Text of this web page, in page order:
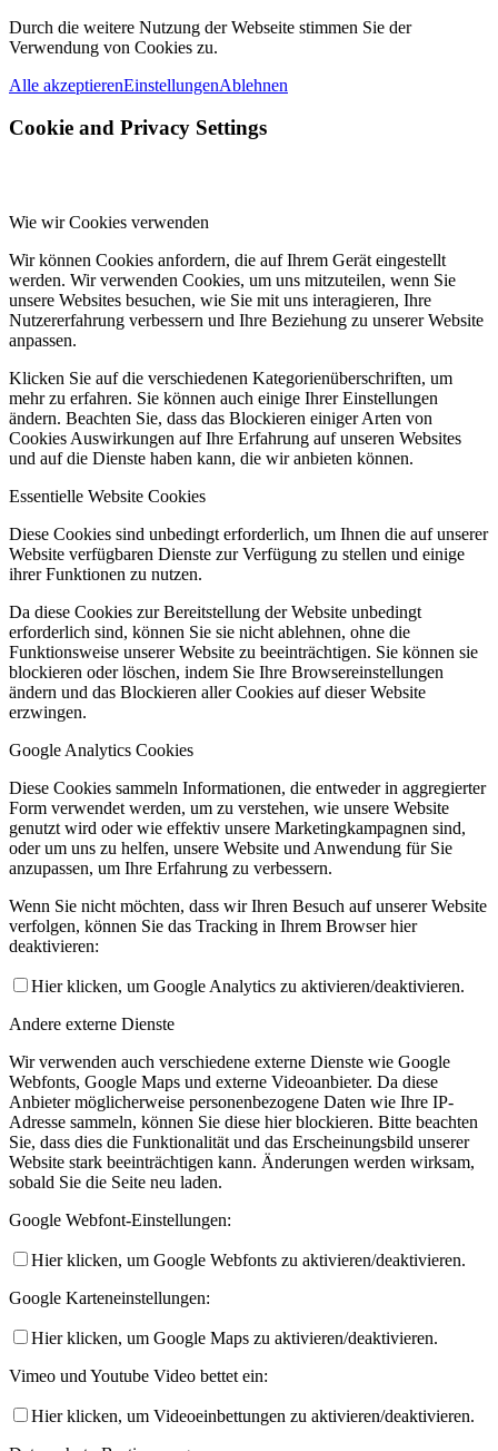
Durch die weitere Nutzung der Webseite stimmen Sie der
Verwendung von Cookies zu.
Alle akzeptierenEinstellungenAblehnen
Cookie and Privacy Settings
Wie wir Cookies verwenden
Wir können Cookies anfordern, die auf Ihrem Gerät eingestellt
werden. Wir verwenden Cookies, um uns mitzuteilen, wenn Sie
unsere Websites besuchen, wie Sie mit uns interagieren, Ihre
Nutzererfahrung verbessern und Ihre Beziehung zu unserer Website
anpassen.
Klicken Sie auf die verschiedenen Kategorienüberschriften, um
mehr zu erfahren. Sie können auch einige Ihrer Einstellungen
ändern. Beachten Sie, dass das Blockieren einiger Arten von
Cookies Auswirkungen auf Ihre Erfahrung auf unseren Websites
und auf die Dienste haben kann, die wir anbieten können.
Essentielle Website Cookies
Diese Cookies sind unbedingt erforderlich, um Ihnen die auf unserer
Website verfügbaren Dienste zur Verfügung zu stellen und einige
ihrer Funktionen zu nutzen.
Da diese Cookies zur Bereitstellung der Website unbedingt
erforderlich sind, können Sie sie nicht ablehnen, ohne die
Funktionsweise unserer Website zu beeinträchtigen. Sie können sie
blockieren oder löschen, indem Sie Ihre Browsereinstellungen
ändern und das Blockieren aller Cookies auf dieser Website
erzwingen.
Google Analytics Cookies
Diese Cookies sammeln Informationen, die entweder in aggregierter
Form verwendet werden, um zu verstehen, wie unsere Website
genutzt wird oder wie effektiv unsere Marketingkampagnen sind,
oder um uns zu helfen, unsere Website und Anwendung für Sie
anzupassen, um Ihre Erfahrung zu verbessern.
Wenn Sie nicht möchten, dass wir Ihren Besuch auf unserer Website
verfolgen, können Sie das Tracking in Ihrem Browser hier
deaktivieren:
Hier klicken, um Google Analytics zu aktivieren/deaktivieren.
Andere externe Dienste
Wir verwenden auch verschiedene externe Dienste wie Google
Webfonts, Google Maps und externe Videoanbieter. Da diese
Anbieter möglicherweise personenbezogene Daten wie Ihre IP-
Adresse sammeln, können Sie diese hier blockieren. Bitte beachten
Sie, dass dies die Funktionalität und das Erscheinungsbild unserer
Website stark beeinträchtigen kann. Änderungen werden wirksam,
sobald Sie die Seite neu laden.
Google Webfont-Einstellungen:
Hier klicken, um Google Webfonts zu aktivieren/deaktivieren.
Google Karteneinstellungen:
Hier klicken, um Google Maps zu aktivieren/deaktivieren.
Vimeo und Youtube Video bettet ein:
Hier klicken, um Videoeinbettungen zu aktivieren/deaktivieren.